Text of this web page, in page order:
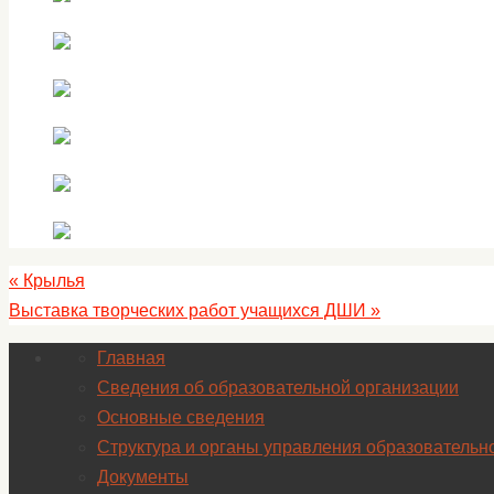
« Крылья
Выставка творческих работ учащихся ДШИ »
Главная
Сведения об образовательной организации
Основные сведения
Структура и органы управления
Документы